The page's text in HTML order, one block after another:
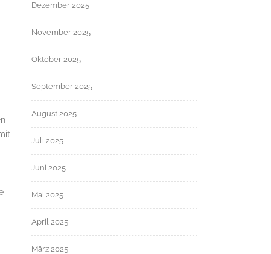
Dezember 2025
November 2025
Oktober 2025
September 2025
August 2025
Juli 2025
Juni 2025
Mai 2025
April 2025
März 2025